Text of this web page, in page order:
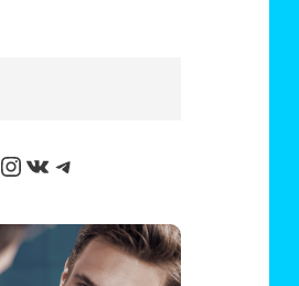
Instagram
ВКонтакте
Telegram